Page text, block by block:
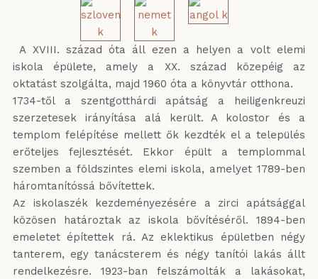
A XVIII. század óta áll ezen a helyen a volt elemi
iskola épülete, amely a XX. század közepéig az
oktatást szolgálta, majd 1960 óta a könyvtár otthona.
1734-től a szentgotthárdi apátság a heiligenkreuzi
szerzetesek irányítása alá került. A kolostor és a
templom felépítése mellett ők kezdték el a település
erőteljes fejlesztését. Ekkor épült a templommal
szemben a földszintes elemi iskola, amelyet 1789-ben
háromtanítóssá bővítettek.
Az iskolaszék kezdeményezésére a zirci apátsággal
közösen határoztak az iskola bővítéséről. 1894-ben
emeletet építettek rá. Az eklektikus épületben négy
tanterem, egy tanácsterem és négy tanítói lakás állt
rendelkezésre. 1923-ban felszámolták a lakásokat,